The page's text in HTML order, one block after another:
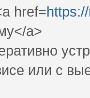
href=
a>
или с